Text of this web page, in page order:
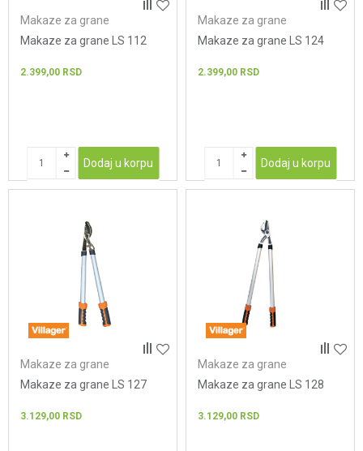
Makaze za grane
Makaze za grane LS 112
2.399,00 RSD
Dodaj u korpu
Makaze za grane
Makaze za grane LS 124
2.399,00 RSD
Dodaj u korpu
Makaze za grane
Makaze za grane LS 127
3.129,00 RSD
Makaze za grane
Makaze za grane LS 128
3.129,00 RSD